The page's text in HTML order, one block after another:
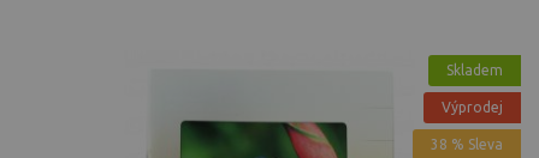
Skladem
Výprodej
38 % Sleva